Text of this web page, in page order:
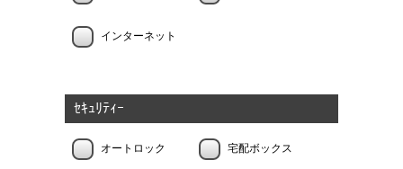
インターネット
ｾｷｭﾘﾃｨｰ
オートロック 宅配ボックス